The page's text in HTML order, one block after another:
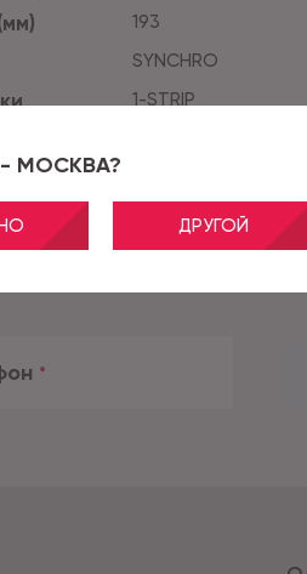
МОСКВА?
ДРУГОЙ
193
SYNCHRO
1-STRIP
*